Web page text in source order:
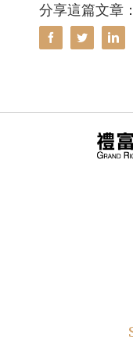
分享這篇文章：
Facebook
Twitter